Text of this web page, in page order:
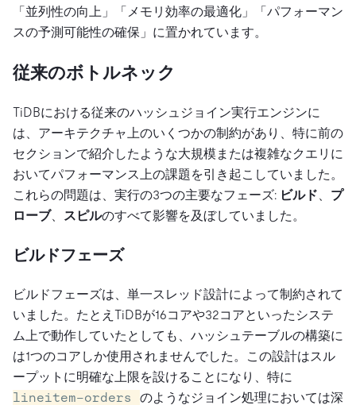
「並列性の向上」「メモリ効率の最適化」「パフォーマン
スの予測可能性の確保」に置かれています。
従来のボトルネック
TiDBにおける従来のハッシュジョイン実行エンジンに
は、アーキテクチャ上のいくつかの制約があり、特に前の
セクションで紹介したような大規模または複雑なクエリに
おいてパフォーマンス上の課題を引き起こしていました。
これらの問題は、実行の3つの主要なフェーズ: ビルド
プ
ローブ、 スピルのすべて影響を及ぼしていました。
ビルドフェーズ
ビルドフェーズは、単一スレッド設計によって制約されて
いました。たとえTiDBが16コアや32コアといったシステ
ム上で動作していたとしても、ハッシュテーブルの構築に
は1つのコアしか使用されませんでした。この設計はスル
ープットに明確な上限を設けることになり、特に
lineitem–orders のようなジョイン処理においては深